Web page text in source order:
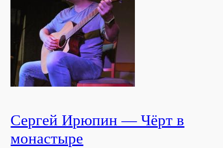
Сергей Ирюпин — Чёрт в
монастыре